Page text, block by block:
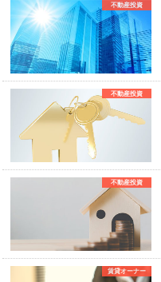
不動産投資
不動産投資
不動産投資
賃貸オーナー